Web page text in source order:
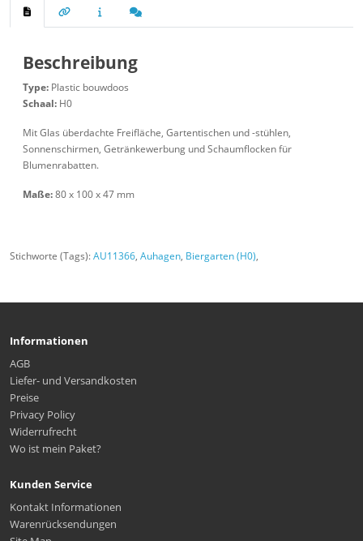
Beschreibung
Type: Plastic bouwdoos
Schaal: H0
Mit Glas überdachte Freifläche, Gartentischen und -stühlen,
Sonnenschirmen, Getränkewerbung und Schaumflocken für
Blumenrabatten.
Maße:80 x 100 x 47 mm
Stichworte (Tags):AU11366, Auhagen, Biergarten (H0),
Informationen
AGB
Liefer- und Versandkosten
Preise
Privacy Policy
Widerrufrecht
Wo ist mein Paket?
Kunden Service
Kontakt Informationen
Warenrücksendungen